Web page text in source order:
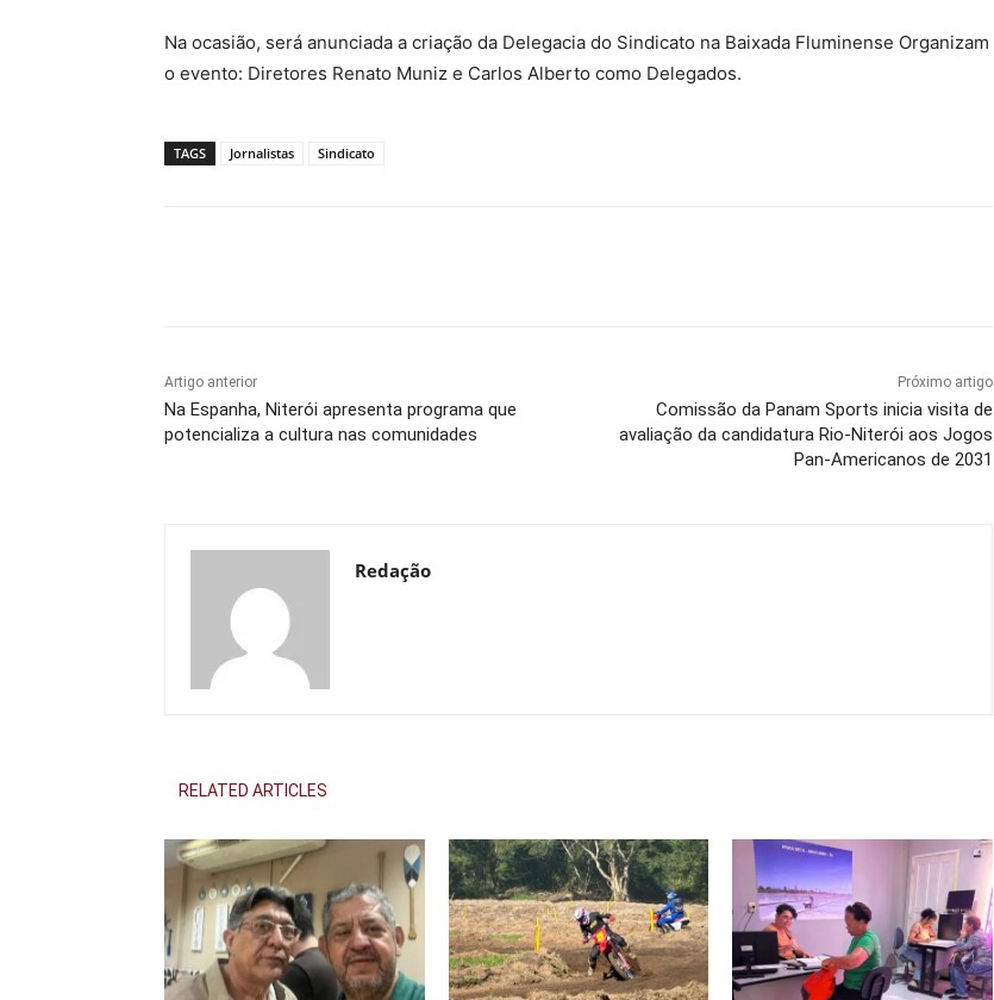
Na ocasião, será anunciada a criação da Delegacia do Sindicato na Baixada Fluminense Organizam
o evento: Diretores Renato Muniz e Carlos Alberto como Delegados.
TAGS Jornalistas Sindicato
Artigo anterior
Na Espanha, Niterói apresenta programa que
potencializa a cultura nas comunidades
Próximo artigo
Comissão da Panam Sports inicia visita de
avaliação da candidatura Rio-Niterói aos Jogos
Pan-Americanos de 2031
Redação
RELATED ARTICLES